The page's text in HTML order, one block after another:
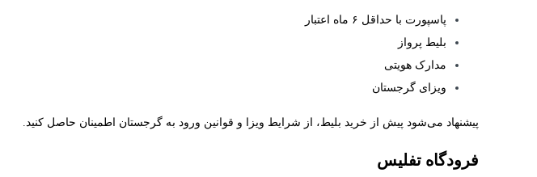
پاسپورت با حداقل ۶ ماه اعتبار
بلیط پرواز
مدارک هویتی
ویزای گرجستان
پیشنهاد می‌شود پیش از خرید بلیط، از شرایط ویزا و قوانین ورود به گرجستان اطمینان حاصل کنید.
فرودگاه‌‌ تفلیس